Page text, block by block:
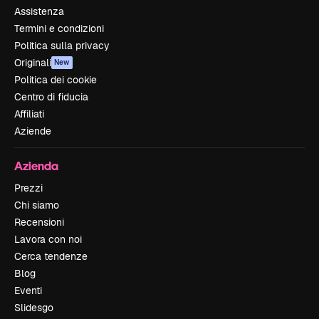
Assistenza
Termini e condizioni
Politica sulla privacy
Originali New
Politica dei cookie
Centro di fiducia
Affiliati
Aziende
Azienda
Prezzi
Chi siamo
Recensioni
Lavora con noi
Cerca tendenze
Blog
Eventi
Slidesgo